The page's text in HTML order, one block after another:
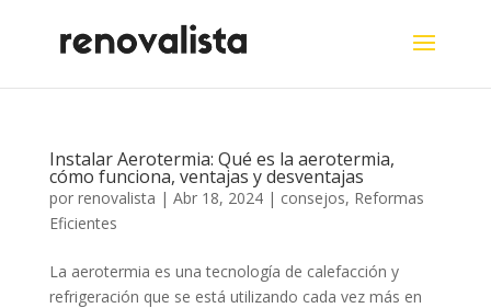
Instalar Aerotermia: Qué es la aerotermia,
cómo funciona, ventajas y desventajas
por renovalista | Abr 18, 2024| consejos, Reformas
Eficientes
La aerotermia es una tecnología de calefacción y
refrigeración que se está utilizando cada vez más en